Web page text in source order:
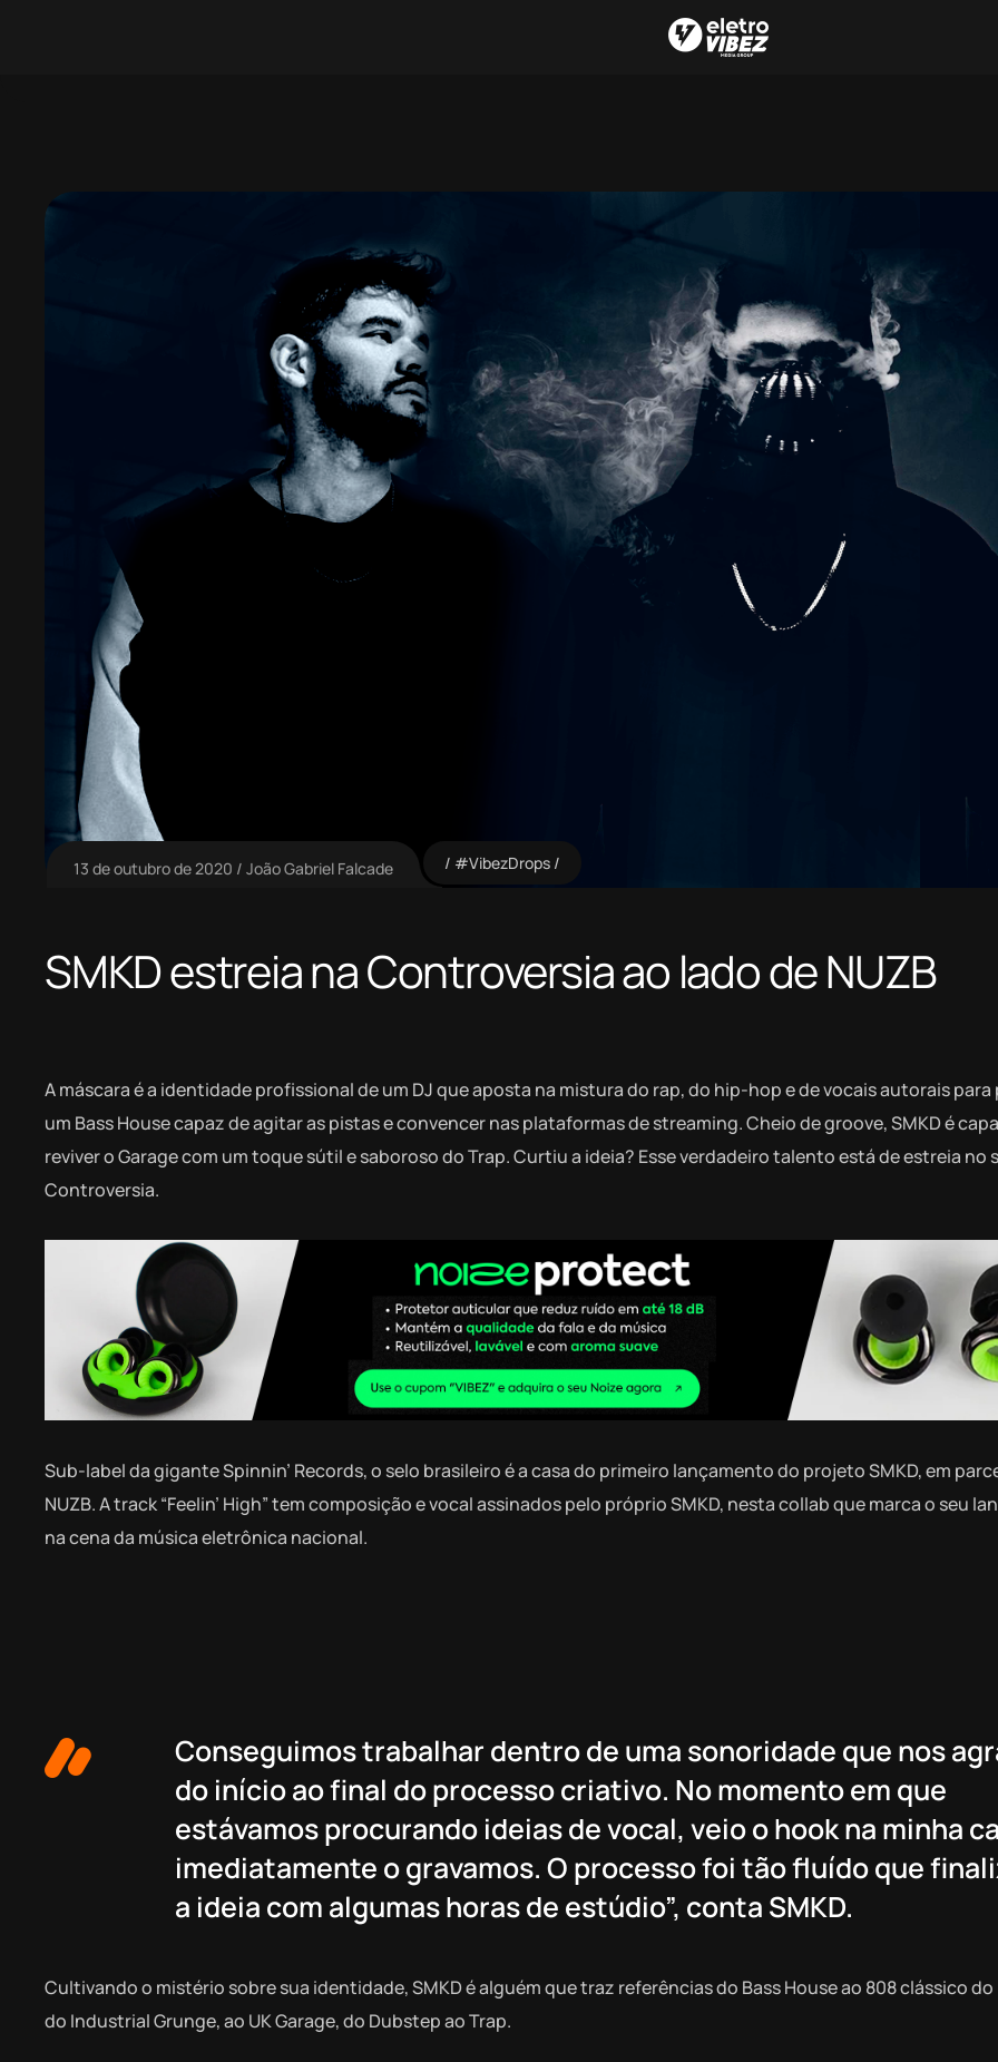
13 de outubro de 2020 João Gabriel Falcade #VibezDrops
SMKD estreia na Controversia ao lado de NUZB
A máscara é a identidade profissional de um DJ que aposta na mistura do rap, do hip-hop e de vocais autorais
um Bass House capaz de agitar as pistas e convencer nas plataformas de streaming. Cheio de groove, SMKD é
reviver o Garage com um toque sútil e saboroso do Trap. Curtiu a ideia? Esse verdadeiro talento está de estreia no
Controversia.
Sub-label da gigante Spinnin’ Records, o selo brasileiro é a casa do primeiro lançamento do projeto SMKD, em
NUZB. A track “Feelin’ High” tem composição e vocal assinados pelo próprio SMKD, nesta collab que marca o seu
na cena da música eletrônica nacional.
Conseguimos trabalhar dentro de uma sonoridade que nos
do início ao final do processo criativo. No momento em que
estávamos procurando ideias de vocal, veio o hook na minha
imediatamente o gravamos. O processo foi tão fluído que
a ideia com algumas horas de estúdio”, conta SMKD.
Cultivando o mistério sobre sua identidade, SMKD é alguém que traz referências do Bass House ao 808 clássico do
do Industrial Grunge, ao UK Garage, do Dubstep ao Trap.